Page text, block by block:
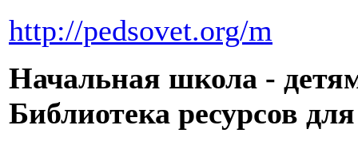
http://pedsovet.org/m
Начальная школа -
Библиотека ресурсов